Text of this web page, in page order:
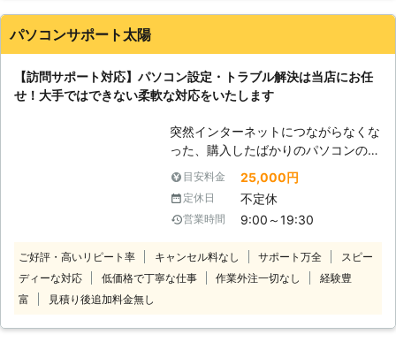
やすい料金設定になっております。必
要な費用は「パソコンの発送料」＋
「修理代」＋「部品代」のみです。修
社が負担いたします！基本料金や診断
料金などは一切かかりません！低価格
で修理しますのでご安心ください。
変なサイトを誤ってクリックしてウイ
ルスに感染してしまったほか、液晶画
面が割れて黒いスミのようなものが出
かなか自分で解決することが難しいで
す。そんなときこそぜひ当社までご相
パソコンサポート太陽
【訪問サポート対応】パソコン設定・トラブル解決は当店にお任
せ！大手ではできない柔軟な対応をいたします
突然インターネットにつながらなくな
った、購入したばかりのパソコンの動
作が遅いといったパソコントラブルで
お悩みであれば当店にお任せくださ
い。当店はパソコントラブルでお困り
のお客様の元へ訪問し修理するサービ
するトラブルはすべて当店にお任せく
ださい。 パソコンの調子が悪いから
しておくと故障して動かなることも。
目安料金 25,000円
定休日 不定休
営業時間 9:00～19:30
ご好評・高いリピート率 キャンセル料なし サポート万全
スピー
ディーな対応
低価格で丁寧な仕事 作業外注一切なし
経験豊
富
見積り後追加料金無し